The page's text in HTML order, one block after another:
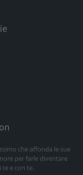
che affonda le sue
per farle diventare
te e con te.